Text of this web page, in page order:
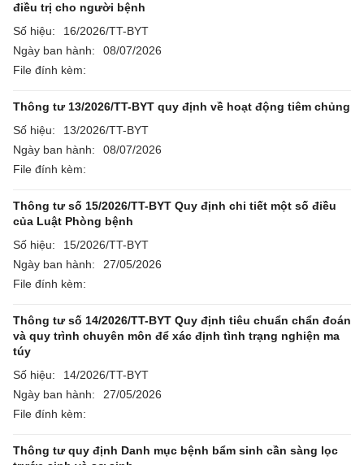
điều trị cho người bệnh
Số hiệu:
16/2026/TT-BYT
Ngày ban hành:
08/07/2026
File đính kèm:
Thông tư 13/2026/TT-BYT quy định về hoạt động tiêm chủng
Số hiệu:
13/2026/TT-BYT
Ngày ban hành:
08/07/2026
File đính kèm:
Thông tư số 15/2026/TT-BYT Quy định chi tiết một số điều
của Luật Phòng bệnh
Số hiệu:
15/2026/TT-BYT
Ngày ban hành:
27/05/2026
File đính kèm:
Thông tư số 14/2026/TT-BYT Quy định tiêu chuẩn chẩn đoán
và quy trình chuyên môn để xác định tình trạng nghiện ma
túy
Số hiệu:
14/2026/TT-BYT
Ngày ban hành:
27/05/2026
File đính kèm:
Thông tư quy định Danh mục bệnh bẩm sinh cần sàng lọc